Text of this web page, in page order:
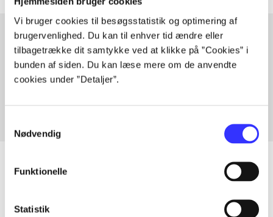
Vi bruger cookies til besøgsstatistik og optimering af
brugervenlighed. Du kan til enhver tid ændre eller
tilbagetrække dit samtykke ved at klikke på ”Cookies” i
bunden af siden. Du kan læse mere om de anvendte
cookies under ”Detaljer”.
Nødvendig
Funktionelle
Statistik
Artikler med samme emner
Fra